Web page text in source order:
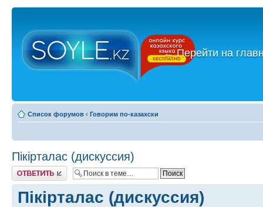
←Перейти на
Список форумов ‹ Говорим по-казахски
Пікірталас (дискуссия)
Ответить
Пікірталас (дискуссия)